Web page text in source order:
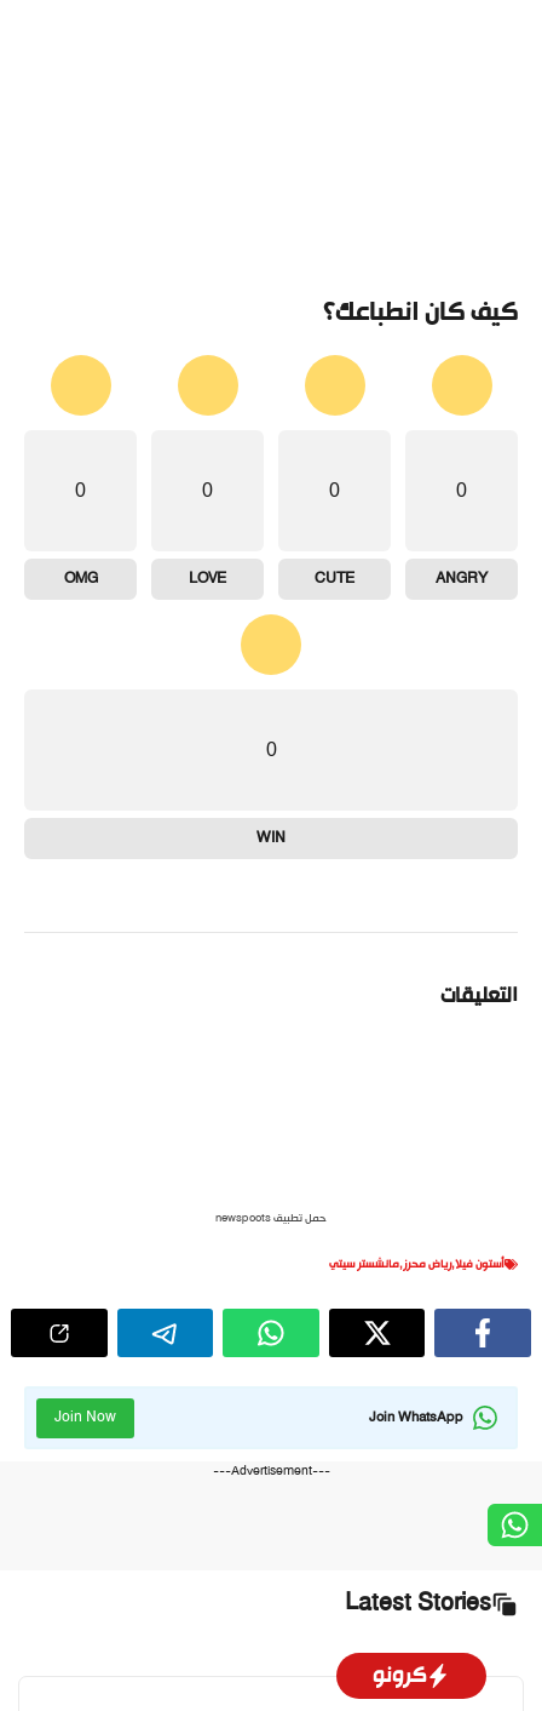
كيف كان انطباعك؟
0
ANGRY
0
CUTE
0
LOVE
0
OMG
0
WIN
التعليقات
حمل تطبيق newspoots
أستون فيلا,رياض محرز,مانشستر سيتي
Join WhatsApp
Join Now
---Advertisement---
Latest Stories
كرونو